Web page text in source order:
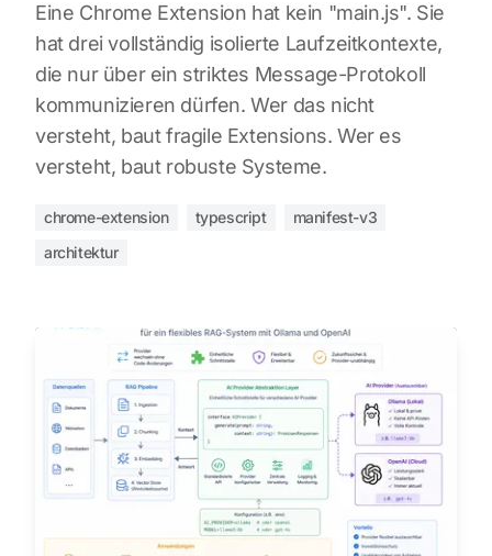
Eine Chrome Extension hat kein "main.js". Sie
hat drei vollständig isolierte Laufzeitkontexte,
die nur über ein striktes Message-Protokoll
kommunizieren dürfen. Wer das nicht
versteht, baut fragile Extensions. Wer es
versteht, baut robuste Systeme.
chrome-extension typescript
manifest-v3
architektur